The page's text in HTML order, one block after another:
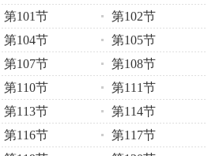
第101节
第102节
第104节
第105节
第107节
第108节
第110节
第111节
第113节
第114节
第116节
第117节